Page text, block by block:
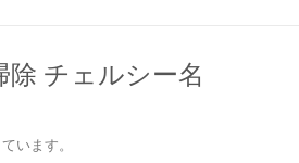
除 チェルシー名
います。